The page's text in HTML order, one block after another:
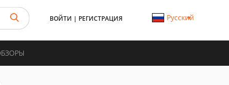
ВОЙТИ | РЕГИСТРАЦИЯ Русский